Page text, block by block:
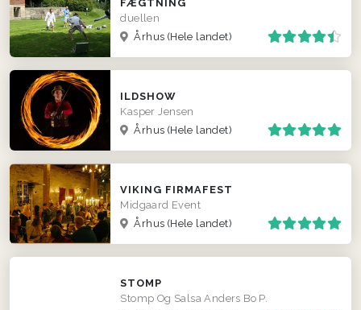
FÆGTNING
duellen
Århus (Hele landet)
ILDSHOW
Kasper Jensen
Århus (Hele landet)
VIKING FIRMAFEST
Midgaard Event
Århus (Hele landet)
STOMP
Stomp Og Salsa Anders Bo P.